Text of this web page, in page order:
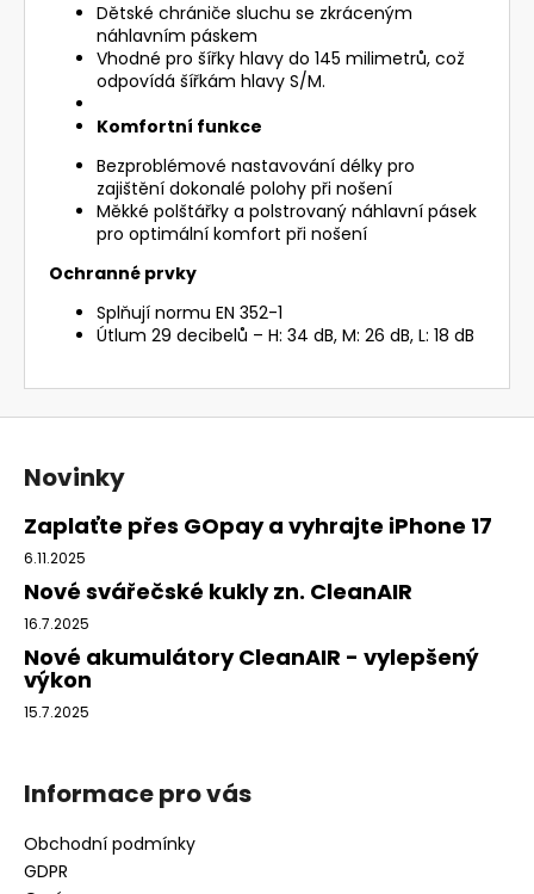
Dětské chrániče sluchu se zkráceným
náhlavním páskem
Vhodné pro šířky hlavy do 145 milimetrů, což
odpovídá šířkám hlavy S/M.
Komfortní funkce
Bezproblémové nastavování délky pro
zajištění dokonalé polohy při nošení
Měkké polštářky a polstrovaný náhlavní pásek
pro optimální komfort při nošení
Ochranné prvky
Splňují normu EN 352-1
Útlum 29 decibelů – H: 34 dB, M: 26 dB, L: 18 dB
Z
Novinky
Zaplaťte přes GOpay a vyhrajte iPhone 17
6.11.2025
Nové svářečské kukly zn. CleanAIR
16.7.2025
Nové akumulátory CleanAIR - vylepšený
výkon
15.7.2025
Informace pro vás
Obchodní podmínky
GDPR